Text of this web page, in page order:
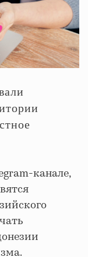
канале,